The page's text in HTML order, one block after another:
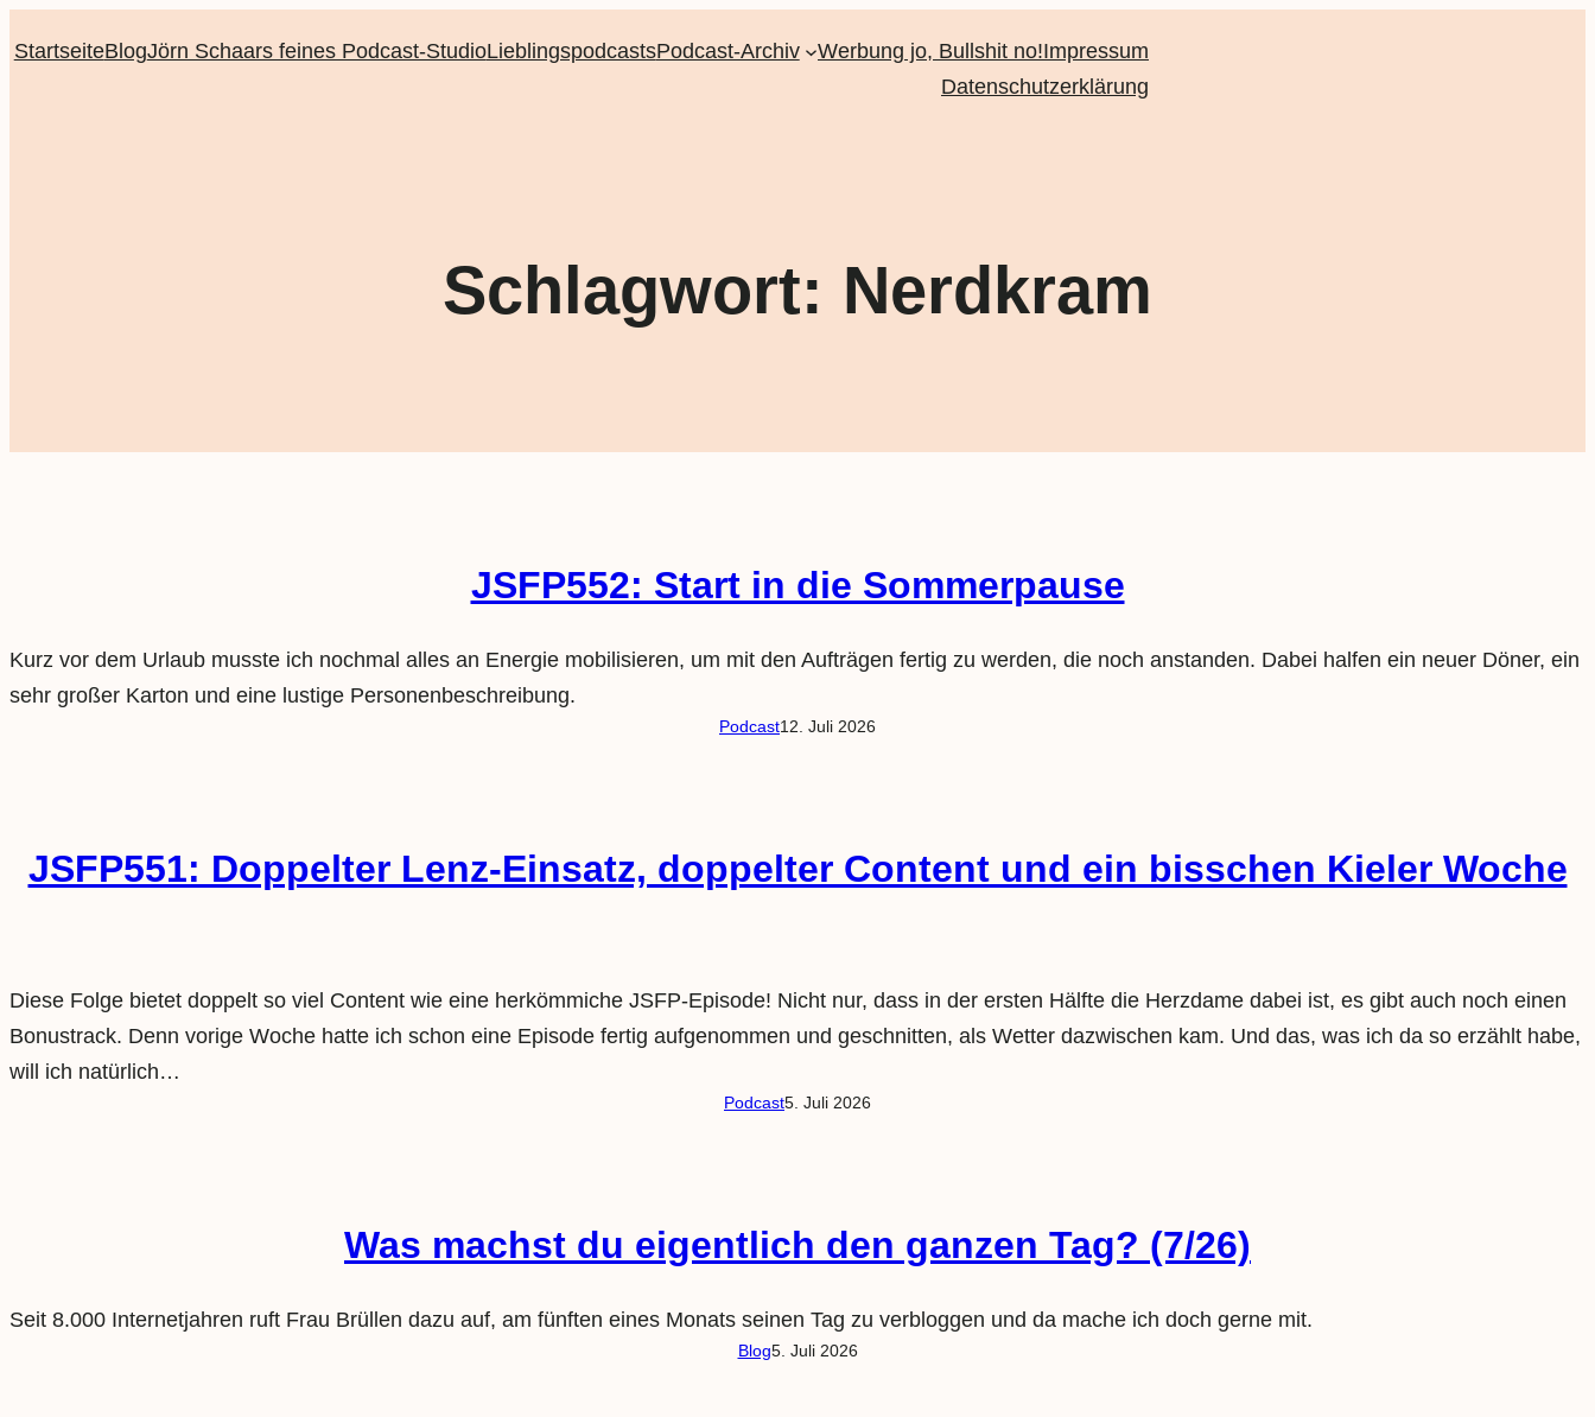
StartseiteBlogJörn Schaars feines Podcast-StudioLieblingspodcastsPodcast-Archiv Werbung jo, Bullshit no!Impressum
Datenschutzerklärung
Schlagwort: Nerdkram
JSFP552: Start in die Sommerpause
Kurz vor dem Urlaub musste ich nochmal alles an Energie mobilisieren, um mit den Aufträgen fertig zu werden, die noch anstanden. Dabei halfen ein neuer Döner, ein
sehr großer Karton und eine lustige Personenbeschreibung.
Podcast12. Juli 2026
JSFP551: Doppelter Lenz-Einsatz, doppelter Content und ein bisschen Kieler Woche
Diese Folge bietet doppelt so viel Content wie eine herkömmiche JSFP-Episode! Nicht nur, dass in der ersten Hälfte die Herzdame dabei ist, es gibt auch noch einen
Bonustrack. Denn vorige Woche hatte ich schon eine Episode fertig aufgenommen und geschnitten, als Wetter dazwischen kam. Und das, was ich da so erzählt habe,
will ich natürlich…
Podcast5. Juli 2026
Was machst du eigentlich den ganzen Tag? (7/26)
Seit 8.000 Internetjahren ruft Frau Brüllen dazu auf, am fünften eines Monats seinen Tag zu verbloggen und da mache ich doch gerne mit.
Blog5. Juli 2026